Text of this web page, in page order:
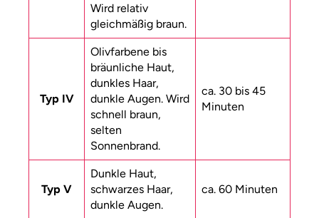
Wird relativ
gleichmäßig braun.
Typ IV
Olivfarbene bis
bräunliche Haut,
dunkles Haar,
dunkle Augen. Wird
schnell braun,
selten
Sonnenbrand.
ca. 30 bis 45
Minuten
Typ V
Dunkle Haut,
schwarzes Haar,
dunkle Augen.
ca. 60 Minuten